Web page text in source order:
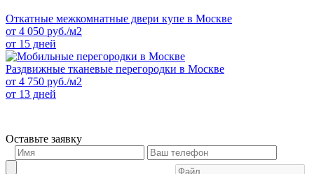
Откатные межкомнатные двери купе в Москве
от 4 050 руб./м2
от 15 дней
Раздвижные тканевые перегородки в Москве
от 4 750 руб./м2
от 13 дней
Оставьте заявку